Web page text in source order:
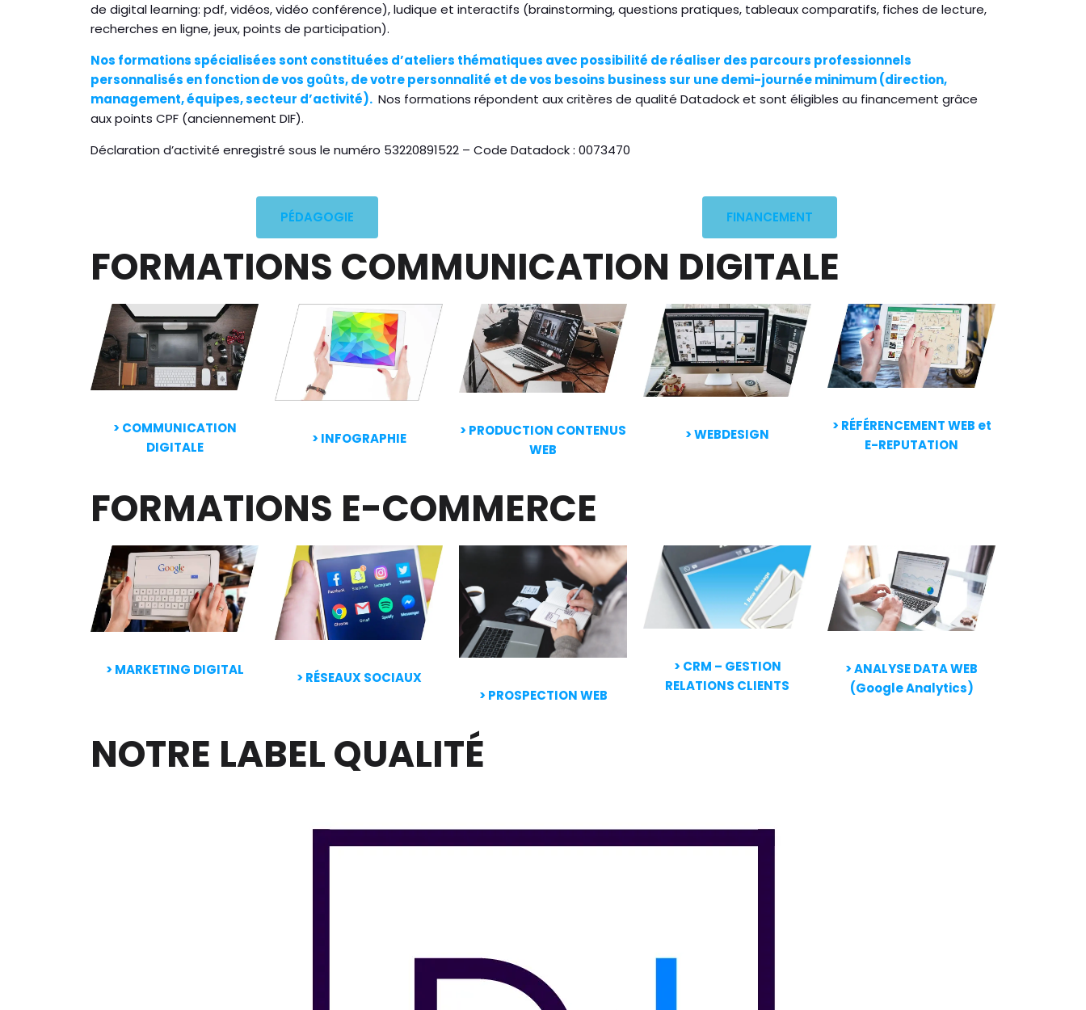
de digital learning: pdf, vidéos, vidéo conférence), ludique et interactifs (brainstorming, questions pratiques, tableaux comparatifs, fiches de lecture,
recherches en ligne, jeux, points de participation).
Nos formations spécialisées sont constituées d’ateliers thématiques avec possibilité de réaliser des parcours professionnels
personnalisés en fonction de vos goûts, de votre personnalité et de vos besoins business sur une demi-journée minimum (direction,
management, équipes, secteur d’activité). Nos formations répondent aux critères de qualité Datadock et sont éligibles au financement grâce
aux points CPF (anciennement DIF).
Déclaration d’activité enregistré sous le numéro 53220891522 – Code Datadock : 0073470
PÉDAGOGIE FINANCEMENT
FORMATIONS COMMUNICATION DIGITALE
> COMMUNICATION
DIGITALE
> INFOGRAPHIE
> PRODUCTION CONTENUS
WEB
> WEBDESIGN
> RÉFÉRENCEMENT WEB et
E-REPUTATION
FORMATIONS E-COMMERCE
> MARKETING DIGITAL
> RÉSEAUX SOCIAUX
> PROSPECTION WEB
> CRM – GESTION
RELATIONS CLIENTS
> ANALYSE DATA WEB
(Google Analytics)
NOTRE LABEL QUALITÉ